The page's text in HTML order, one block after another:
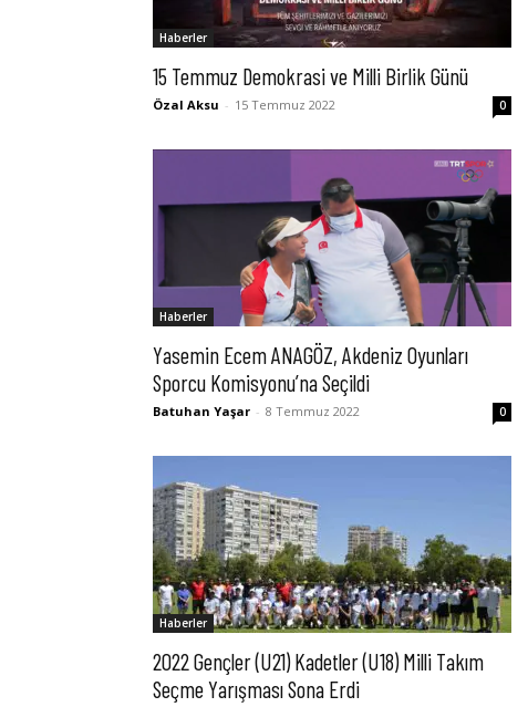
Haberler
15 Temmuz Demokrasi ve Milli Birlik Günü
Özal Aksu - 15 Temmuz 2022 0
Haberler
Yasemin Ecem ANAGÖZ, Akdeniz Oyunları
Sporcu Komisyonu’na Seçildi
Batuhan Yaşar - 8 Temmuz 2022 0
Haberler
2022 Gençler (U21) Kadetler (U18) Milli Takım
Seçme Yarışması Sona Erdi